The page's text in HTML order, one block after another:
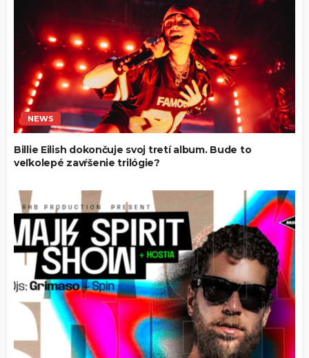
NEWS
Billie Eilish dokončuje svoj tretí album. Bude to
veľkolepé zavŕšenie trilógie?